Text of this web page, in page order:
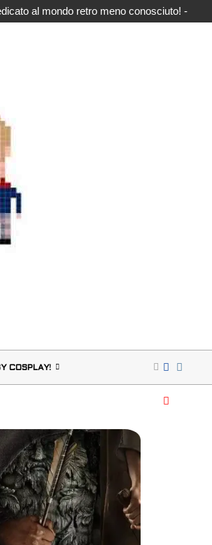
al mondo retro meno conosciuto! -
COSPLAY!